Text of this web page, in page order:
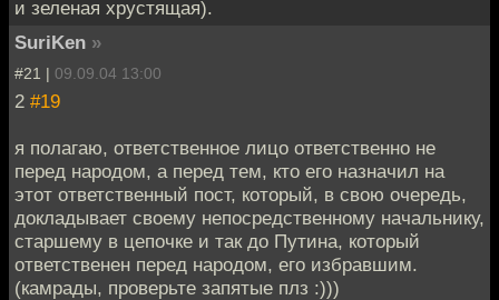
и зеленая хрустящая).
SuriKen »
#21 | 09.09.04 13:00
2 #19
я полагаю, ответственное лицо ответственно не
перед народом, а перед тем, кто его назначил на
этот ответственный пост, который, в свою очередь,
докладывает своему непосредственному начальнику,
старшему в цепочке и так до Путина, который
ответственен перед народом, его избравшим.
(камрады, проверьте запятые плз :)))